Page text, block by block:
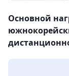
Основной